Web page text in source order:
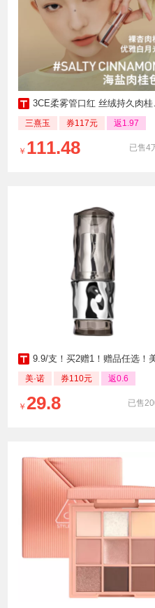
3CE柔雾管口红 丝绒持久肉桂裸色女生礼物
三熹玉 券117元 返1.97
已售4
￥ 111.48
9.9/支！买2赠1！赠品任选！美诺口红唇
美·诺 券110元 返0.6
已售
￥ 29.8